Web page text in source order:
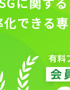
できる